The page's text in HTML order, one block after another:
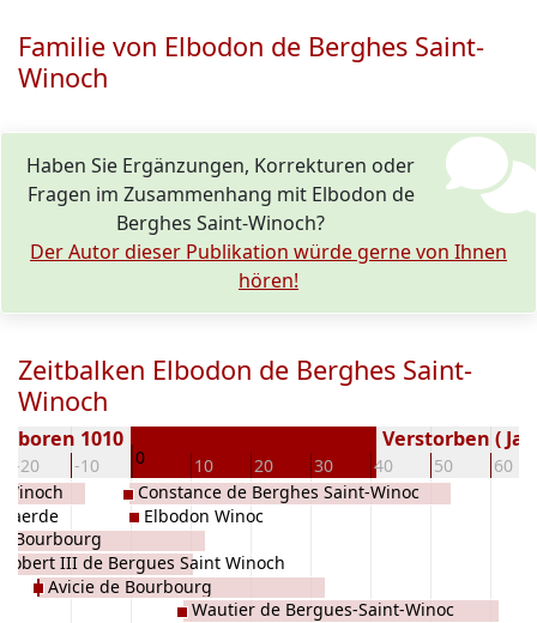
Familie von Elbodon de Berghes Saint-
Winoch
Haben Sie Ergänzungen, Korrekturen oder
Fragen im Zusammenhang mit Elbodon de
Berghes Saint-Winoch?
Der Autor dieser Publikation würde gerne von Ihnen
hören!
Zeitbalken Elbodon de Berghes Saint-
Winoch
-20 -10 0 10 20 30 40 50 60
1010 Verstorben (
Bourbourg
Gobert III de Bergues Saint Winoch
Avicie de Bourbourg
Constance de Berghes Saint-Winoc
Elbodon Winoc
Wautier de Bergues-Saint-Winoc